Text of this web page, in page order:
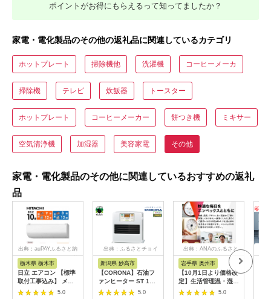
ポイントがお得にもらえるって知ってましたか？
家電・電化製品のその他の返礼品に関連しているカテゴリ
ホットプレート 掃除機他 洗濯機 コーヒーメーカ
掃除機 テレビ 炊飯器 トースター
ホットプレート コーヒーメーカー 餅つき機 ミキサー
空気清浄機 加湿器 美容家電 その他
家電・電化製品のその他に関連しているおすすめの返礼
品
出典：auPAYふるさと納
税
栃木県 栃木市
日立 エアコン 【標準
取付工事込み】 メガ
暖 白くまくん XKシリ
5.0
出典：ふるさとチョイ
ス
新潟県 妙高市
【CORONA】石油フ
ァンヒーター ST 10
～13畳用 パールホワ
5.0
出典：ANAのふるさと
納税
岩手県 奥州市
【10月1日より価格改
定】生活管理温・湿度
計 TM-2441 [AJ049]
5.0